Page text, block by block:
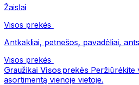
Žaislai
Visos prekės
Antkakliai, petnešos, pavadėliai,
Visos prekės
Graužikai Visos prekės Peržiūrėkite
asortimentą vienoje vietoje.